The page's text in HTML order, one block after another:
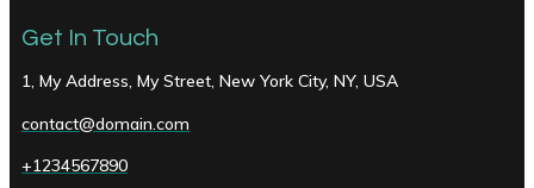
Get In Touch
1, My Address, My Street, New York City, NY, USA
contact@domain.com
+1234567890